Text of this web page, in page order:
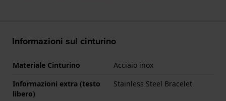
Informazioni sul cinturino
Materiale Cinturino
Acciaio inox
Informazioni extra (testo
libero)
Stainless Steel Bracelet